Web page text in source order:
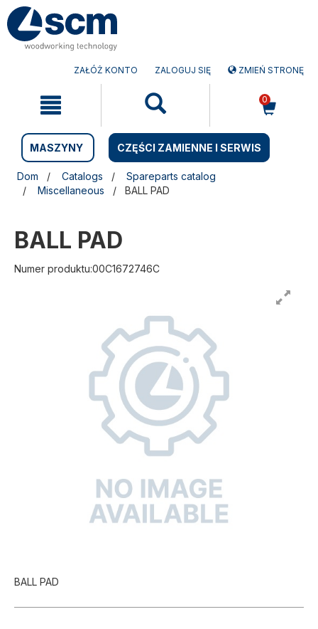
Przejdź
do
treści
Przejdź
do
menu
nawigacyjnego
ZAŁÓŻ KONTO ZALOGUJ SIĘ ZMIEŃ STRONĘ
0
MASZYNY CZĘŚCI ZAMIENNE I SERWIS
Dom Catalogs
Spareparts catalog
Miscellaneous
BALL PAD
BALL PAD
Numer produktu:00C1672746C
BALL PAD